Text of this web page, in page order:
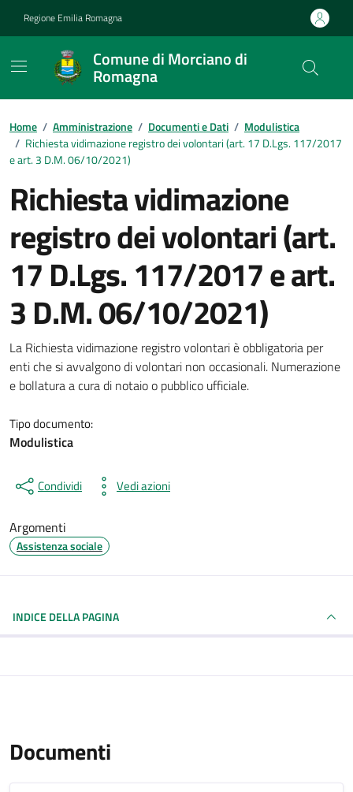
Regione Emilia Romagna
Comune di Morciano di
Romagna
Contenuti in evidenza
Home / Amministrazione / Documenti e Dati / Modulistica
/ Richiesta vidimazione registro dei volontari (art. 17 D.Lgs. 117/2017
e art. 3 D.M. 06/10/2021)
Richiesta vidimazione
registro dei volontari (art.
17 D.Lgs. 117/2017 e art.
3 D.M. 06/10/2021)
Dettagli del documento
La Richiesta vidimazione registro volontari è obbligatoria per
enti che si avvalgono di volontari non occasionali. Numerazione
e bollatura a cura di notaio o pubblico ufficiale.
Tipo documento:
Modulistica
Condividi Vedi azioni
Argomenti
Assistenza sociale
INDICE DELLA PAGINA
Documenti